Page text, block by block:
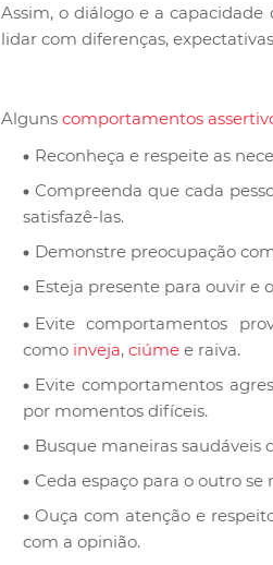
Assim, o diálogo e a
lidar com diferenças,
Alguns comportamentos
Reconheça e respeite as
Compreenda que cada
satisfazê-las.
Demonstre preocupação
Esteja presente para ouvir e
Evite comportamentos
como inveja, ciúme e raiva.
Evite comportamentos
por momentos difíceis.
Busque maneiras saudáveis
Ceda espaço para o outro se
Ouça com atenção e
com a opinião.